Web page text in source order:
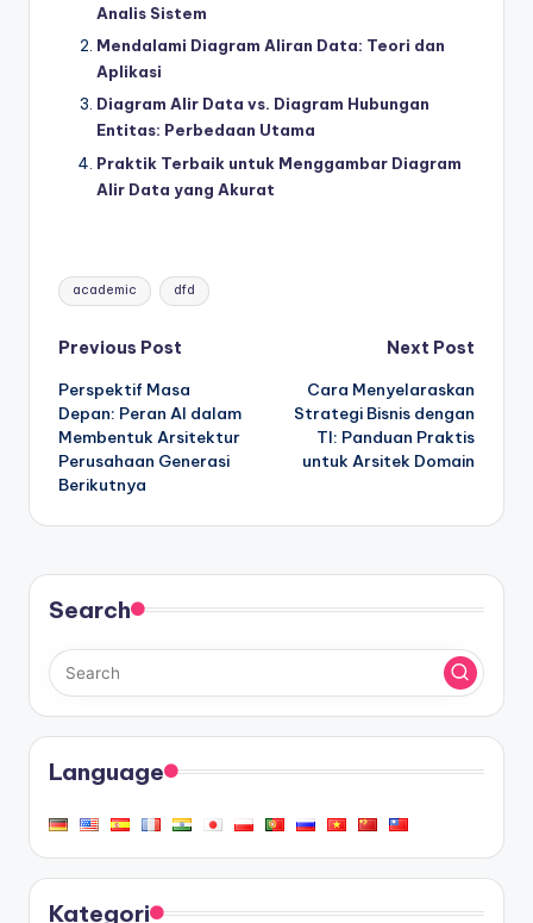
Analis Sistem
Mendalami Diagram Aliran Data: Teori dan
Aplikasi
Diagram Alir Data vs. Diagram Hubungan
Entitas: Perbedaan Utama
Praktik Terbaik untuk Menggambar Diagram
Alir Data yang Akurat
Tags:
academic dfd
Post
navigation
Previous Post
Perspektif Masa
Depan: Peran AI dalam
Membentuk Arsitektur
Perusahaan Generasi
Berikutnya
Next Post
Cara Menyelaraskan
Strategi Bisnis dengan
TI: Panduan Praktis
untuk Arsitek Domain
Search
Language
Kategori